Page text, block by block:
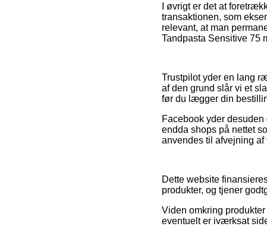
I øvrigt er det at
transaktionen, som
relevant, at man
Tandpasta Sensitive 75
Trustpilot yder en lang
af den grund slår vi et
før du lægger din
Facebook yder
endda shops på nettet
anvendes til afvejning
Dette website
produkter, og tjener
Viden omkring
eventuelt er iværksat